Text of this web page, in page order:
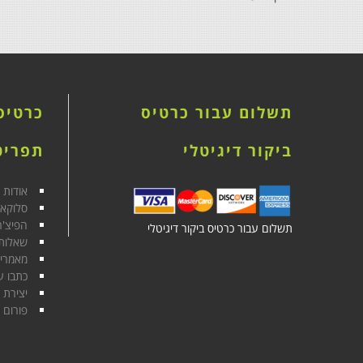
תשלום עבור כרטיס
ביקור דיגיטלי
תשלום עבור כרטיס ביקור דיגיטלי
אודות
כתבו